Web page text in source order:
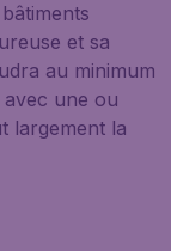
et sa
au minimum
une ou
largement la